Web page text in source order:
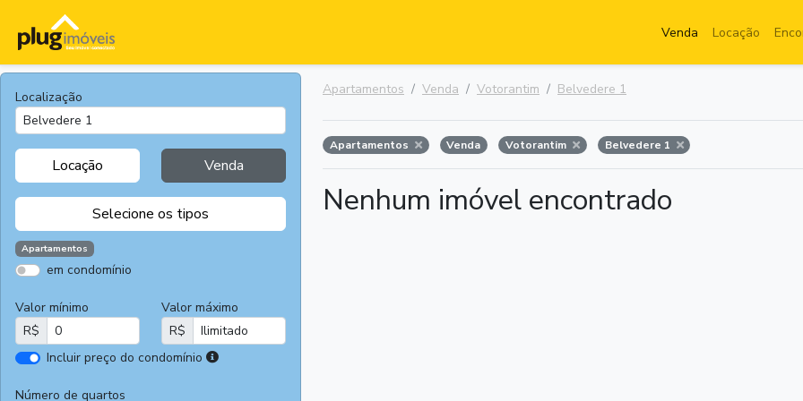
Venda Locação
Localização
Locação Venda
Selecione os tipos
Casas
Casas
Comerciais
Salas
Chácaras e
Apartamentos
em condomínio
Valor mínimo
R$
Valor máximo
R$
Incluir preço do condomínio
I
Número de quartos
Apartamentos Venda Votorantim Belvedere 1
Apartamentos Venda Votorantim Belvedere 1
Nenhum imóvel encontrado